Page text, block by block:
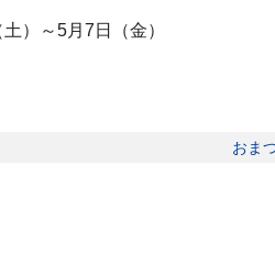
）～5月7日（金）
おま